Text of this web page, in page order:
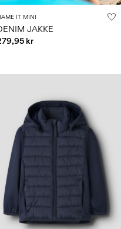
IT MINI
JAKKE
kr